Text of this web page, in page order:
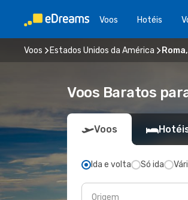
Voos Hotéis
Voos Estados Unidos da América
Voos Baratos
Voos
Ida e volta Só ida
Origem